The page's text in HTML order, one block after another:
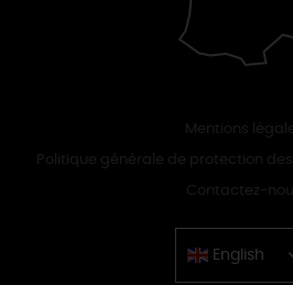
Mentions
Politique générale de protection
Contactez-
English